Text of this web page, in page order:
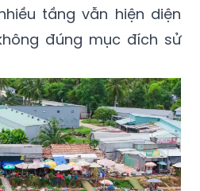
tầng vẫn hiện diện
đúng mục đích sử